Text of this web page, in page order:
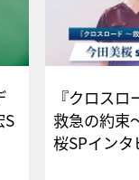
S
『クロス
救急の約束
桜SPイ